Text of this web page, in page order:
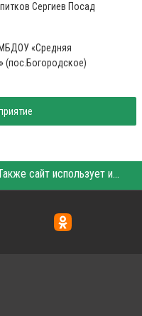
Сергиев Посад
«Средняя
(пос.Богородское)
Этот сайт использует «cookies». Также сайт использует интернет-сервис для сбора технических данных касательно посетителей с целью получения маркетинговой и статистической информации. Условия обработки данных посетителей сайта см.